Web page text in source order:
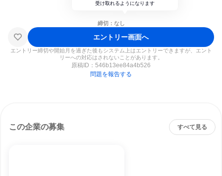
受け取れるようになります
締切：なし
エントリー画面へ
エントリー締切や開始月を過ぎた後もシステム上はエントリーできますが、エント
リーへの対応はされないことがあります。
原稿ID： 546b13ee84a4b526
問題を報告する
この企業の募集 すべて見る